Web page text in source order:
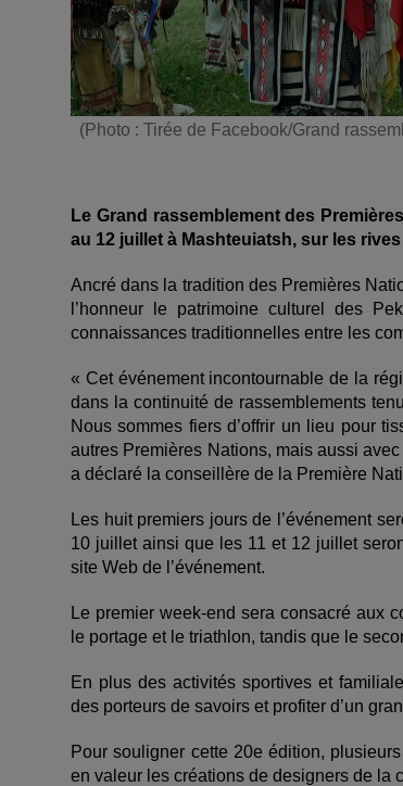
(Photo : Tirée de Facebook/Grand
Le Grand rassemblement des
au 12 juillet à Mashteuiatsh, sur les
Ancré dans la tradition des Premières
l’honneur le patrimoine culturel des
connaissances traditionnelles entre les
« Cet événement incontournable de la
dans la continuité de rassemblements
Nous sommes fiers d’offrir un lieu pour
autres Premières Nations, mais aussi
a déclaré la conseillère de la Première
Les huit premiers jours de l’événement
10 juillet ainsi que les 11 et 12 juillet
site Web de l’événement.
Le premier week-end sera consacré aux
le portage et le triathlon, tandis que le
En plus des activités sportives et
des porteurs de savoirs et profiter d’un
Pour souligner cette 20e édition,
en valeur les créations de designers de la